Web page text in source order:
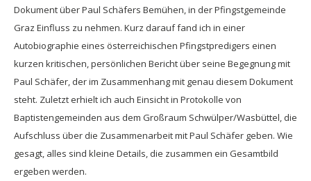
Dokument über Paul Schäfers Bemühen, in der Pfingstgemeinde
Graz Einfluss zu nehmen. Kurz darauf fand ich in einer
Autobiographie eines österreichischen Pfingstpredigers einen
kurzen kritischen, persönlichen Bericht über seine Begegnung mit
Paul Schäfer, der im Zusammenhang mit genau diesem Dokument
steht. Zuletzt erhielt ich auch Einsicht in Protokolle von
Baptistengemeinden aus dem Großraum Schwülper/Wasbüttel, die
Aufschluss über die Zusammenarbeit mit Paul Schäfer geben. Wie
gesagt, alles sind kleine Details, die zusammen ein Gesamtbild
ergeben werden.